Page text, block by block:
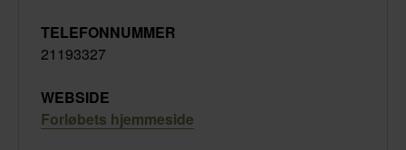
TELEFONNUMMER
21193327
WEBSIDE
Forløbets hjemmeside